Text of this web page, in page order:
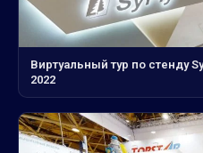
Виртуальный тур по стенду
2022